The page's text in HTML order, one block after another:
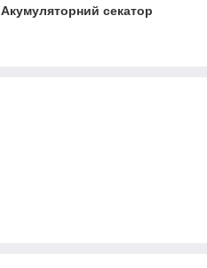
Акумуляторний секатор